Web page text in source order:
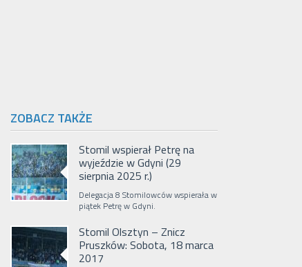
ZOBACZ TAKŻE
Stomil wspierał Petrę na
wyjeździe w Gdyni (29
sierpnia 2025 r.)
Delegacja 8 Stomilowców wspierała w
piątek Petrę w Gdyni.
Stomil Olsztyn – Znicz
Pruszków: Sobota, 18 marca
2017